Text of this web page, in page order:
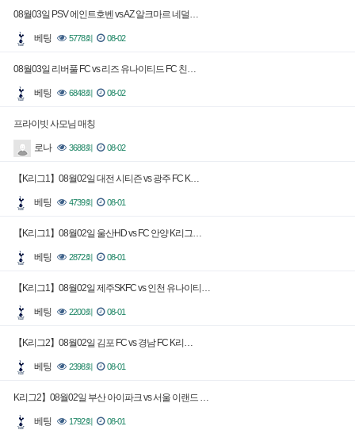
08월03일 PSV 에인트호벤 vs AZ 알크마르 네덜…
베팅 5778회 08-02
08월03일 리버풀 FC vs 리즈 유나이티드 FC 친…
베팅 6848회 08-02
프라이빗 사모님 매칭
로나 3688회 08-02
【K리그1】08월02일 대전 시티즌 vs 광주 FC K…
베팅 4739회 08-01
【K리그1】08월02일 울산HD vs FC 안양 K리그…
베팅 2872회 08-01
【K리그1】08월02일 제주SKFC vs 인천 유나이티…
베팅 2200회 08-01
【K리그2】08월02일 김포 FC vs 경남 FC K리…
베팅 2398회 08-01
K리그2】08월02일 부산 아이파크 vs 서울 이랜드 …
베팅 1792회 08-01